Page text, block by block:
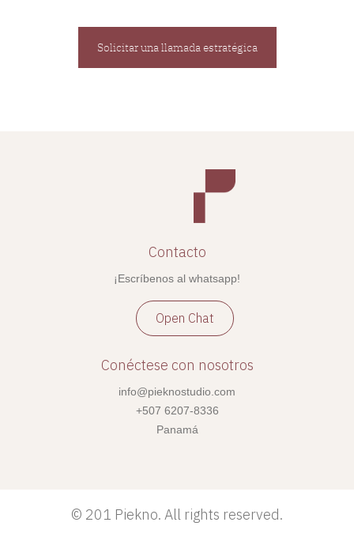
Solicitar una llamada estratégica
Contacto
¡Escríbenos al whatsapp!
Open Chat
Conéctese con nosotros
info@pieknostudio.com
+507 6207-8336
Panamá
© 201 Piekno. All rights reserved.